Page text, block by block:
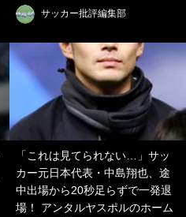
サッカー批評編集部
「これは見てられない…」サッ
カー元日本代表・中島翔也、途
中出場から20秒足らずで一発退
場！ アンタルヤスポルのホーム